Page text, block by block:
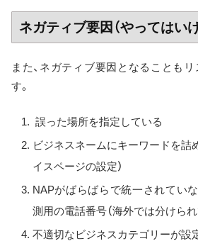
ネガティブ要因（やってはい
また、ネガティブ要因となることも
す。
誤った場所を指定している
ビジネスネームにキーワードを詰
イスページの設定）
NAPがばらばらで統一されてい
測用の電話番号（海外では分けられ
不適切なビジネスカテゴリーが設